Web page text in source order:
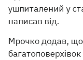
ушпиталений у
написав від.
Мрочко додав, що